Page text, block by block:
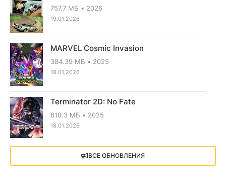
757.7 МБ 2026
19.01.2026
MARVEL Cosmic Invasion
384.39 МБ 2025
18.01.2026
Terminator 2D: No Fate
618.3 МБ 2025
18.01.2026
X4: Foundations (2018)
13.73 GB 2018
ВСЕ ОБНОВЛЕНИЯ